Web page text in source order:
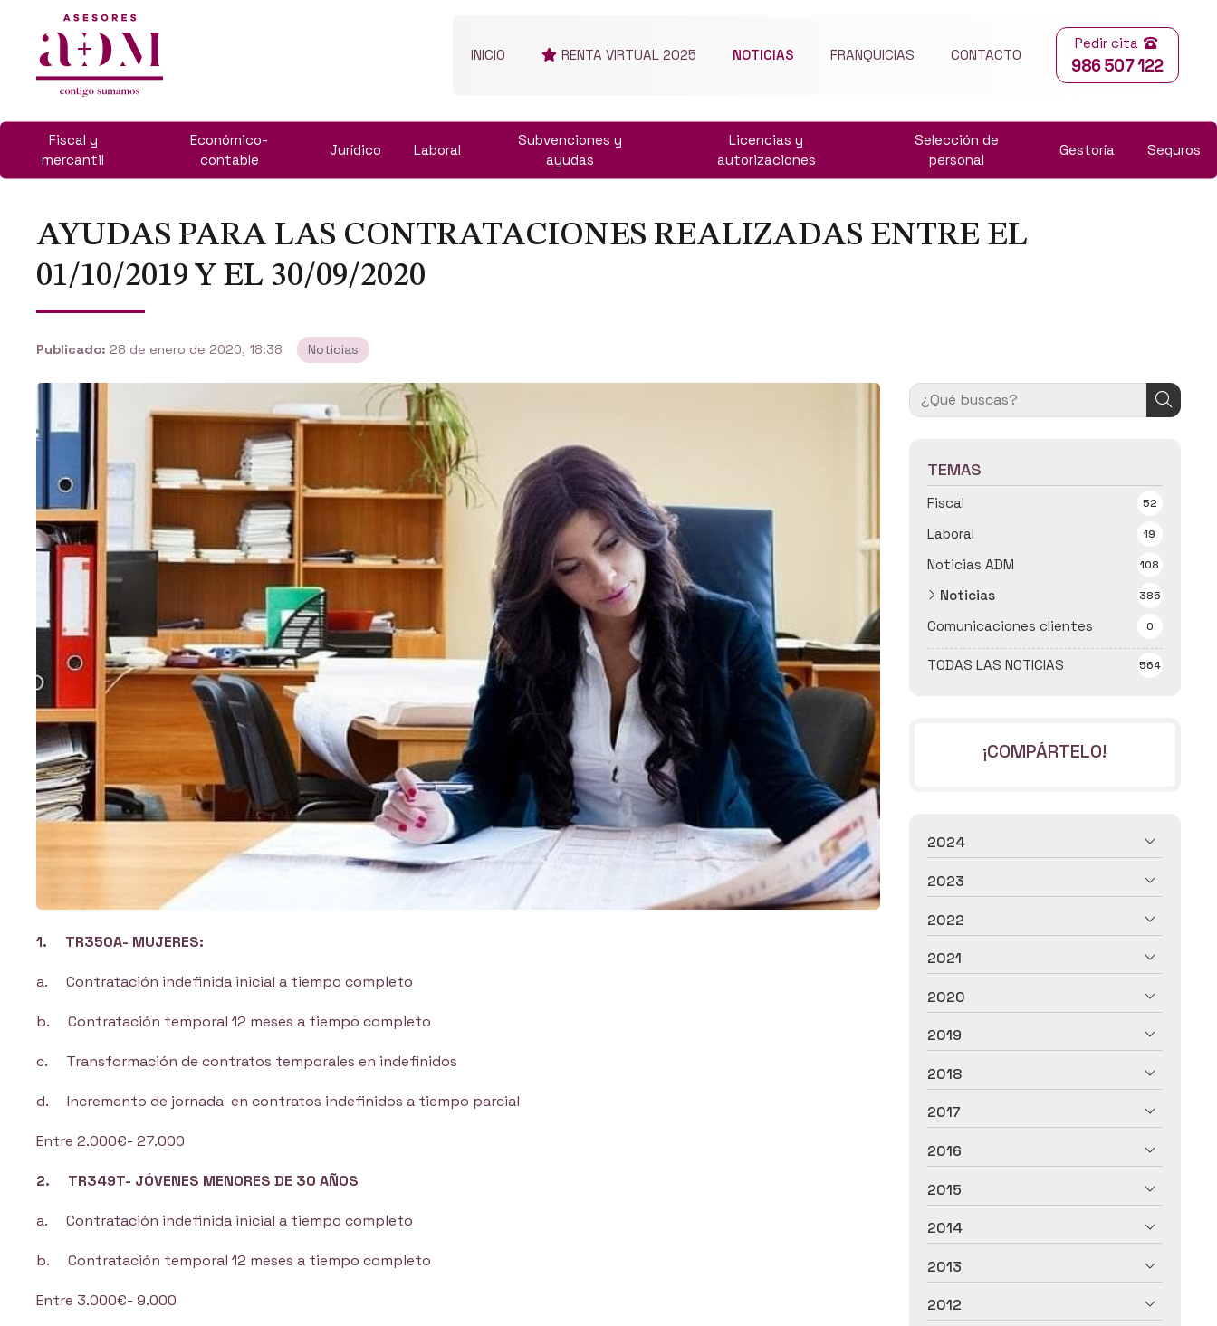
INICIO RENTA VIRTUAL 2025 NOTICIAS FRANQUICIAS CONTACTO
Pedir cita
986 507 122
Fiscal y
mercantil
Económico-
contable
Jurídico Laboral
Subvenciones y
ayudas
Licencias y
autorizaciones
Selección de
personal
Gestoría Seguros
AYUDAS PARA LAS CONTRATACIONES REALIZADAS ENTRE EL
01/10/2019 Y EL 30/09/2020
Publicado: 28 de enero de 2020, 18:38 Noticias
TEMAS
TODAS LAS NOTICIAS 564
Fiscal 52
Laboral 19
Noticias ADM 108
Noticias 385
Comunicaciones clientes 0
1. TR350A- MUJERES:
a. Contratación indefinida inicial a tiempo completo
b. Contratación temporal 12 meses a tiempo completo
c. Transformación de contratos temporales en indefinidos
d. Incremento de jornada en contratos indefinidos a tiempo parcial
Entre 2.000€- 27.000
2. TR349T- JÓVENES MENORES DE 30 AÑOS
a. Contratación indefinida inicial a tiempo completo
b. Contratación temporal 12 meses a tiempo completo
Entre 3.000€- 9.000
¡COMPÁRTELO!
2024
2023
2022
2021
2020
2019
2018
2017
2016
2015
2014
2013
2012